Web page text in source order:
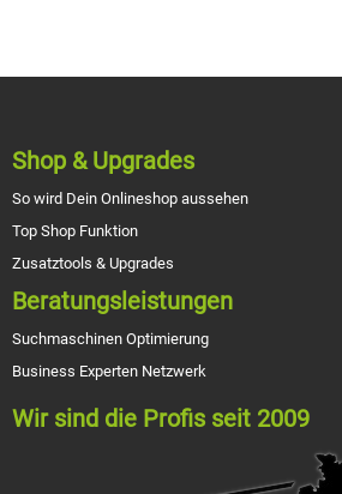
Shop & Upgrades
So wird Dein Onlineshop aussehen
Top Shop Funktion
Zusatztools & Upgrades
Beratungsleistungen
Suchmaschinen Optimierung
Business Experten Netzwerk
Wir sind die Profis seit 2009